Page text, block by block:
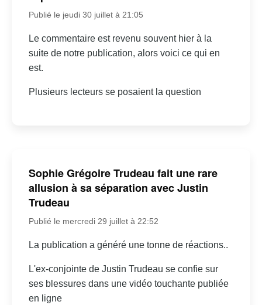
Publié le jeudi 30 juillet à 21:05
Le commentaire est revenu souvent hier à la
suite de notre publication, alors voici ce qui en
est.
Plusieurs lecteurs se posaient la question
Sophie Grégoire Trudeau fait une rare
allusion à sa séparation avec Justin
Trudeau
Publié le mercredi 29 juillet à 22:52
La publication a généré une tonne de réactions..
L'ex-conjointe de Justin Trudeau se confie sur
ses blessures dans une vidéo touchante publiée
en ligne